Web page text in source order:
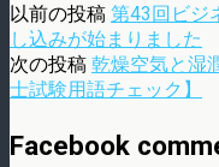
以前の投稿 第43回ビジ
し込みが始まりました
次の投稿 乾燥空気と湿
士試験用語チェック】
Facebook